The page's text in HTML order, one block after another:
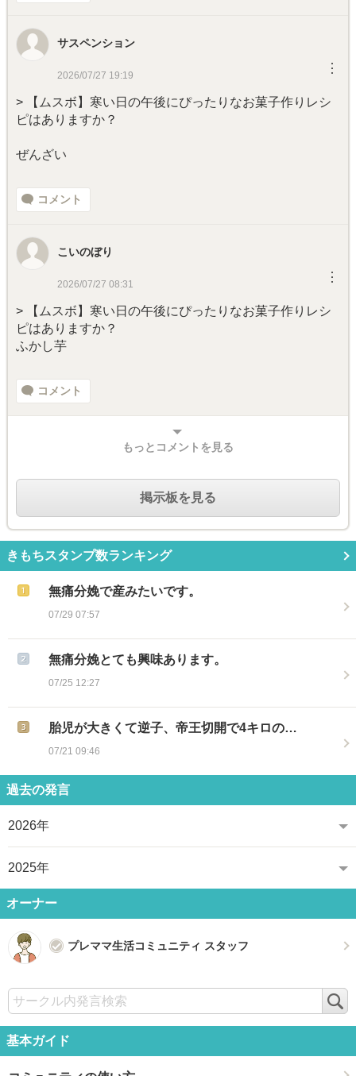
サスペンション
2026/07/27 19:19 ︙
> 【ムスボ】寒い日の午後にぴったりなお菓子作りレシ
ピはありますか？
ぜんざい
コメント
こいのぼり
2026/07/27 08:31 ︙
> 【ムスボ】寒い日の午後にぴったりなお菓子作りレシ
ピはありますか？
ふかし芋
コメント
もっとコメントを見る
掲示板を見る
きもちスタンプ数ランキング
無痛分娩で産みたいです。
07/29 07:57
無痛分娩とても興味あります。
07/25 12:27
胎児が大きくて逆子、帝王切開で4キロの…
07/21 09:46
過去の発言
2026年
2025年
オーナー
プレママ生活コミュニティ スタッフ
基本ガイド